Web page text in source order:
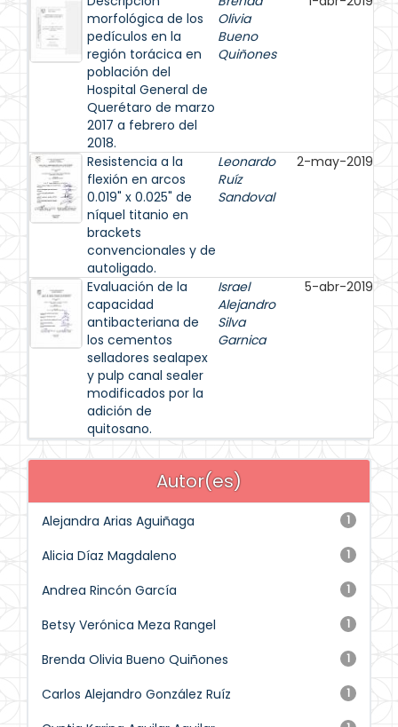
morfológica de los
pedículos en la
región torácica en
población del
Hospital General de
Querétaro de marzo
2017 a febrero del
2018.
Olivia
Bueno
Quiñones
Resistencia a la
flexión en arcos
0.019" x 0.025" de
níquel titanio en
brackets
convencionales y de
autoligado.
Leonardo
Ruíz
Sandoval
2-may-2019
Evaluación de la
capacidad
antibacteriana de
los cementos
selladores sealapex
y pulp canal sealer
modificados por la
adición de
quitosano.
Israel
Alejandro
Silva
Garnica
5-abr-2019
Autor(es)
1
Alejandra Arias Aguiñaga
1
Alicia Díaz Magdaleno
1
Andrea Rincón García
1
Betsy Verónica Meza Rangel
1
Brenda Olivia Bueno Quiñones
1
Carlos Alejandro González Ruíz